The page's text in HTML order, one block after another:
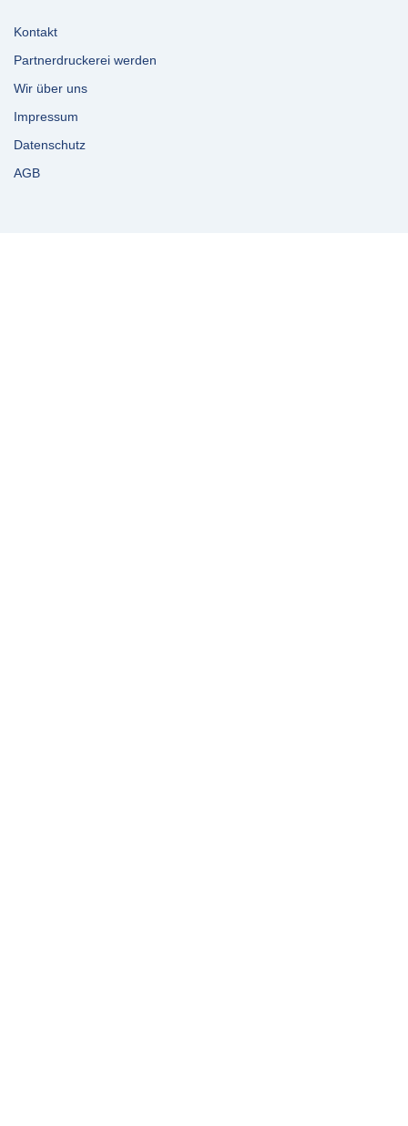
Kontakt
Partnerdruckerei werden
Wir über uns
Impressum
Datenschutz
AGB